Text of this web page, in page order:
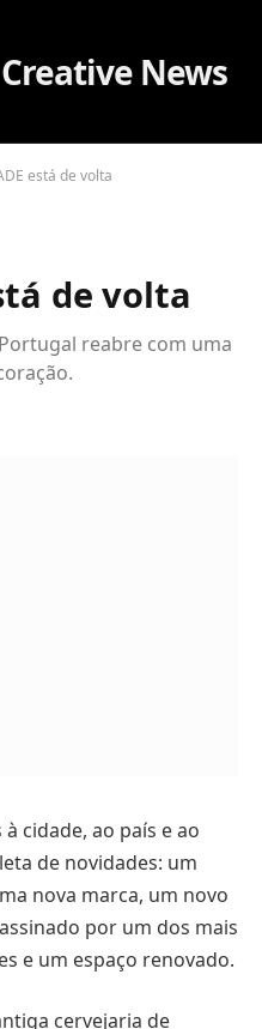
está de volta
de volta
reabre com uma
cidade, ao país e ao
de novidades: um
nova marca, um novo
por um dos mais
e um espaço renovado.
cervejaria de